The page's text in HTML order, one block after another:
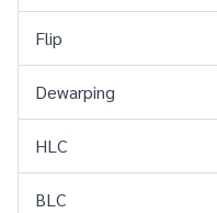
Flip
Dewarping
HLC
BLC